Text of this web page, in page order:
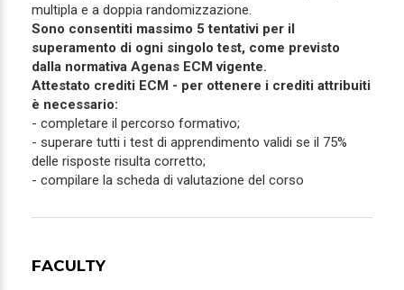
multipla e a doppia randomizzazione.
Sono consentiti massimo 5 tentativi per il
superamento di ogni singolo test, come previsto
dalla normativa Agenas ECM vigente.
Attestato crediti ECM - per ottenere i crediti attribuiti
è necessario:
- completare il percorso formativo;
- superare tutti i test di apprendimento validi se il 75%
delle risposte risulta corretto;
- compilare la scheda di valutazione del corso
FACULTY